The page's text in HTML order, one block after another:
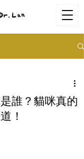
誰？貓咪真的
！